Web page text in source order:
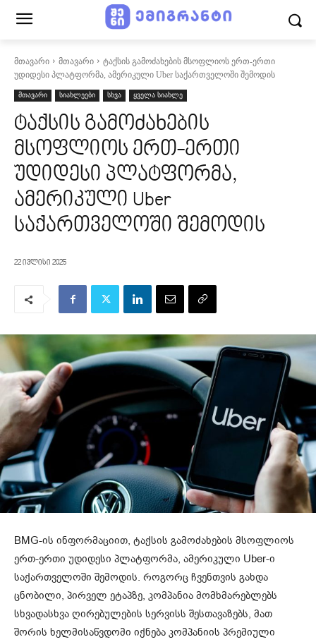
მთავარი მთავარი
ტაქსის გამოძახების მსოფლიოს ერთ-ერთი
უდიდესი პლატფორმა, ამერიკული Uber საქართველოში შემოდის
მთავარი სიახლეები სხვა ყველა სიახლე
ტაქსის გამოძახების
მსოფლიოს ერთ-ერთი
უდიდესი პლატფორმა,
ამერიკული Uber
საქართველოში შემოდის
22 ივლისი 2025
BMG-ის ინფორმაციით, ტაქსის გამოძახების მსოფლიოს
ერთ-ერთი უდიდესი პლატფორმა, ამერიკული Uber-ი
საქართველოში შემოდის. როგორც ჩვენთვის გახდა
ცნობილი, პირველ ეტაპზე, კომპანია მომხმარებლებს
სხვადასხვა ღირებულების სერვისს შესთავაზებს, მათ
შორის ხელმისაწვდომი იქნება კომპანიის პრემიული